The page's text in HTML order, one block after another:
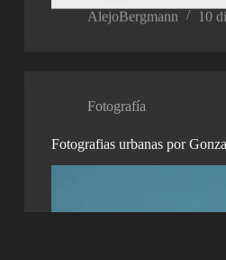
AlejoBergmann 10
Fotografía
Fotografias urbanas por